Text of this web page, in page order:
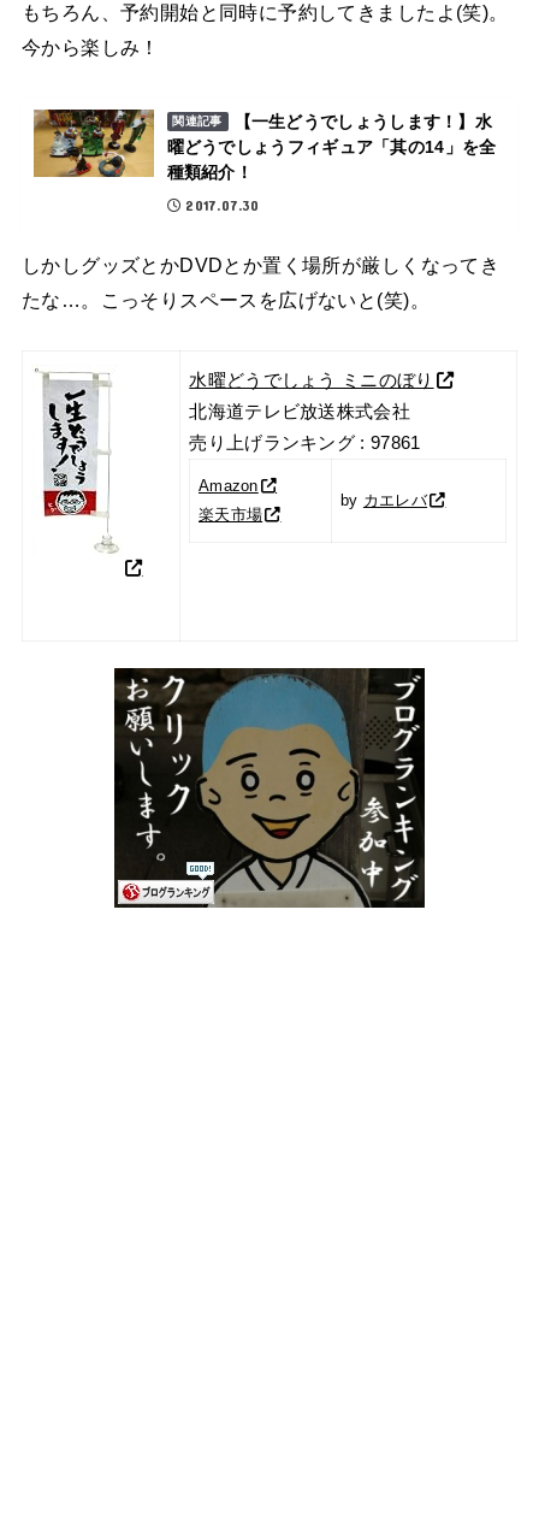
もちろん、予約開始と同時に予約してきましたよ(笑)。
今から楽しみ！
関連記事
【一生どうでしょうします！】水
曜どうでしょうフィギュア「其の14」を全
種類紹介！
2017.07.30
しかしグッズとかDVDとか置く場所が厳しくなってき
たな…。こっそりスペースを広げないと(笑)。
水曜どうでしょう ミニのぼり
北海道テレビ放送株式会社
売り上げランキング : 97861
Amazon
楽天市場
by カエレバ